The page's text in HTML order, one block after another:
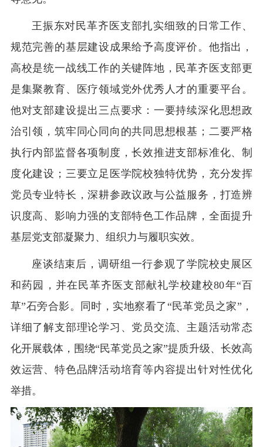
王振东对民革齐医支部扎实细致的日常工作、
规范完善的基层建设成果给予高度评价。他指出，
高校是统一战线工作的关键阵地，民革齐医支部更
是集聚教育、医疗领域党外优秀人才的重要平台。
他对支部建设提出三点要求：一要持续深化思想政
治引领，筑牢同心同向的共同思想根基；二要严格
执行内部监督各项制度，长效推进支部标准化、制
度化建设；三要立足医学院校独特优势，充分发挥
党员专业特长，深耕参政议政与公益服务，打造辨
识度高、影响力强的支部特色工作品牌，全面提升
基层党支部凝聚力、组织力与履职实效。
座谈结束后，调研组一行参观了学院校史展区
和药园，并在民革齐医支部献礼学校建校80年“百
草”石旁合影。同时，实地察看了“民革党员之家”，
详细了解支部理论学习、党员交流、主题活动常态
化开展载体，围绕“民革党员之家”提质升级、长效高
效运营、特色品牌活动培育等内容提出针对性优化
举措。